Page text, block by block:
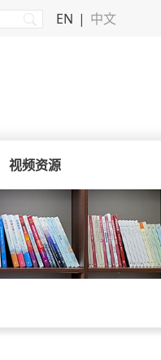
EN 中文
视频资源